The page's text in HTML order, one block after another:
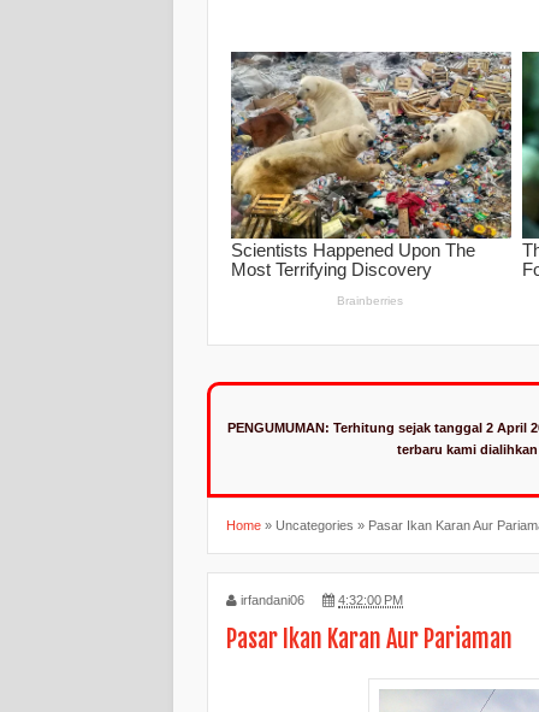
PENGUMUMAN: Terhitung sejak tanggal 2 April
terbaru kami
Home » Uncategories » Pasar Ikan Karan Aur
irfandani06 4:32:00 PM
Pasar Ikan Karan Aur Pariaman